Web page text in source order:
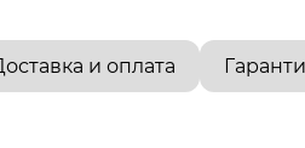
и оплата